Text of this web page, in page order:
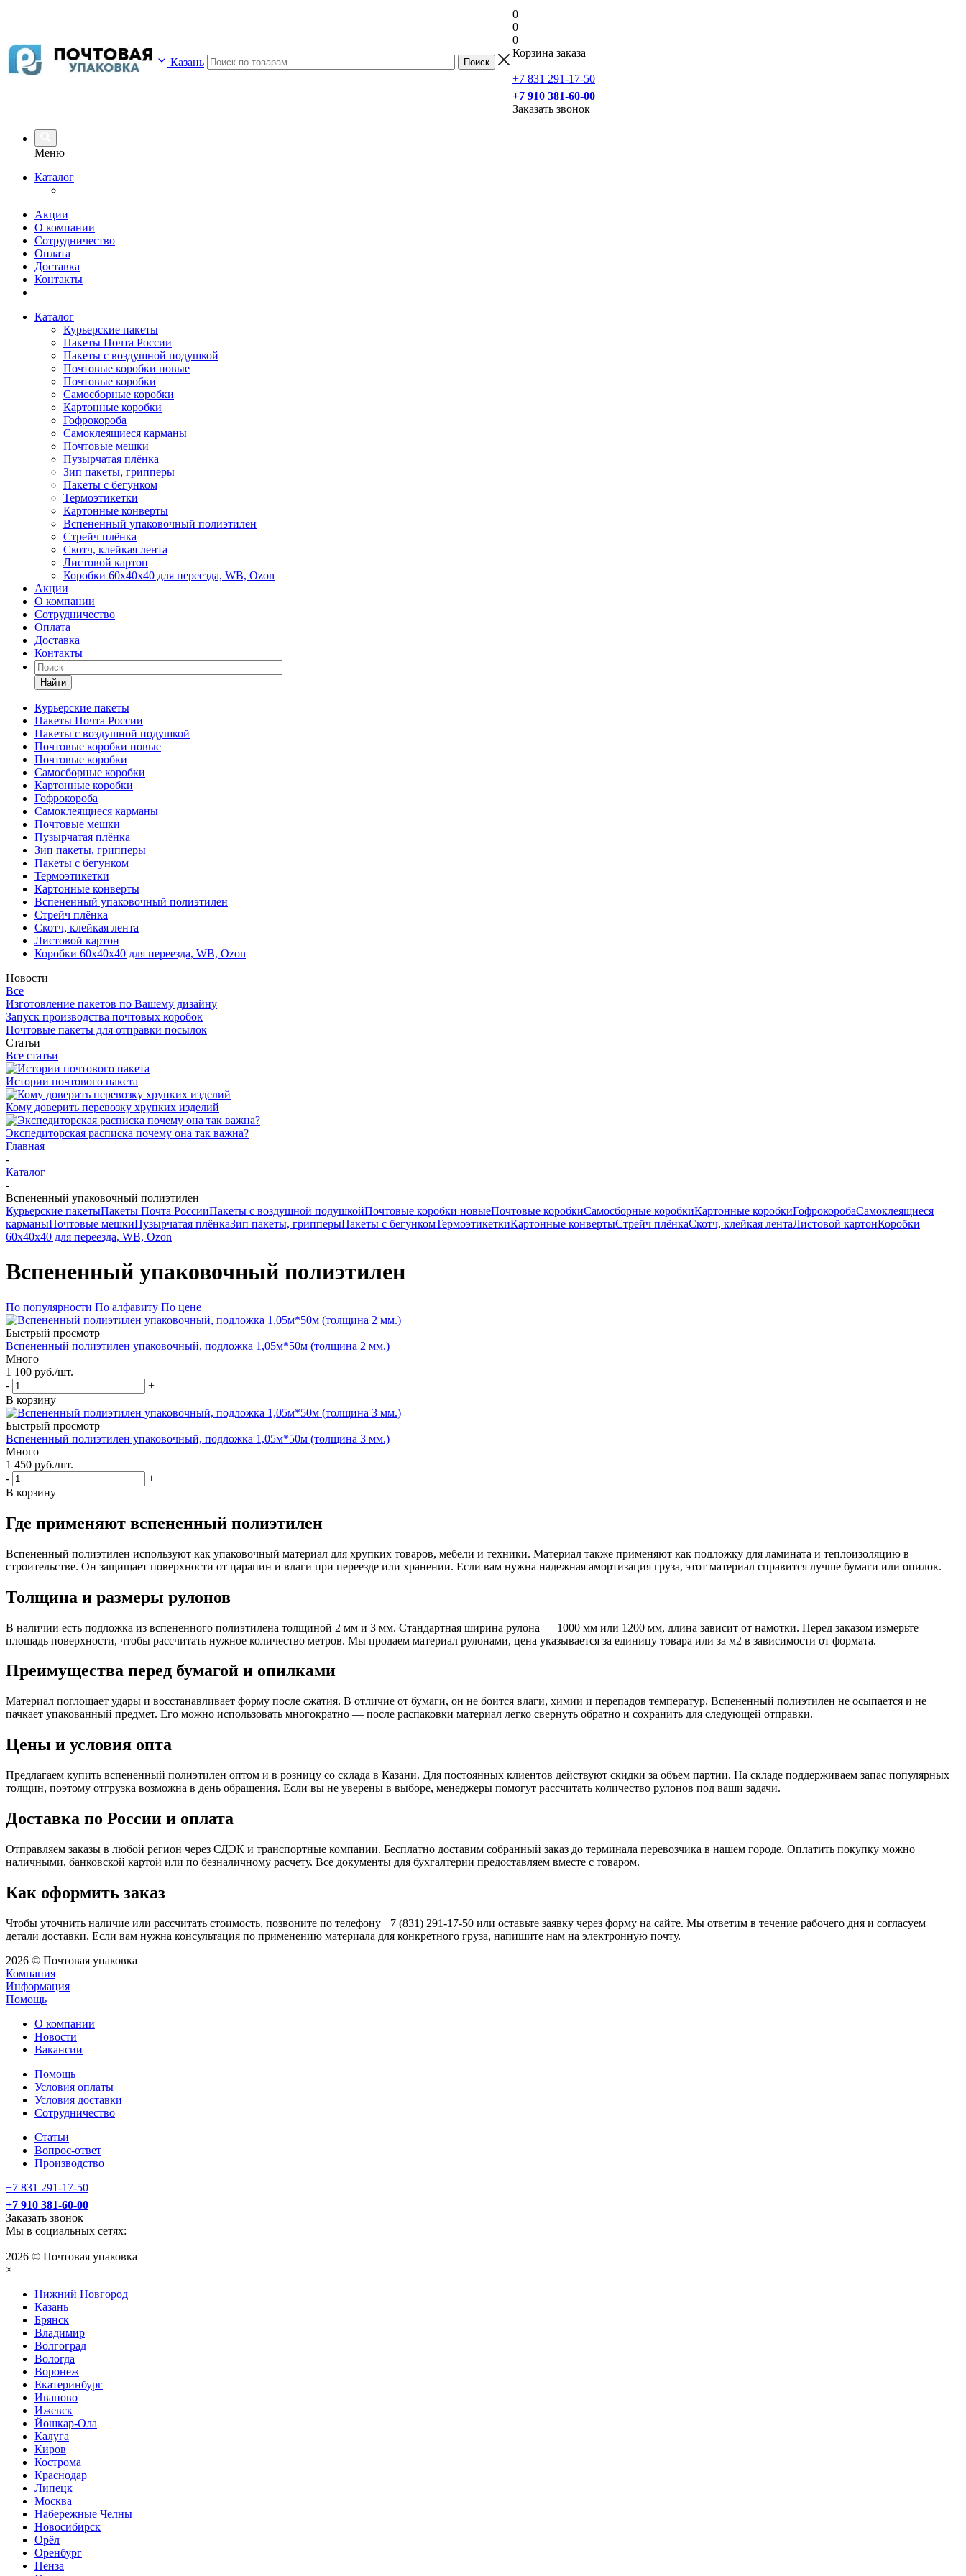
Казань
0
0
0
Корзина заказа
+7 831 291-17-50
+7 910 381-60-00
Заказать звонок
Меню
Каталог
Акции
О компании
Сотрудничество
Оплата
Доставка
Контакты
Каталог
Курьерские пакеты
Пакеты Почта России
Пакеты с воздушной подушкой
Почтовые коробки новые
Почтовые коробки
Самосборные коробки
Картонные коробки
Гофрокороба
Самоклеящиеся карманы
Почтовые мешки
Пузырчатая плёнка
Зип пакеты, грипперы
Пакеты с бегунком
Термоэтикетки
Картонные конверты
Вспененный упаковочный полиэтилен
Стрейч плёнка
Скотч, клейкая лента
Листовой картон
Коробки 60х40х40 для переезда, WB, Ozon
Акции
О компании
Сотрудничество
Оплата
Доставка
Контакты
Найти
Курьерские пакеты
Пакеты Почта России
Пакеты с воздушной подушкой
Почтовые коробки новые
Почтовые коробки
Самосборные коробки
Картонные коробки
Гофрокороба
Самоклеящиеся карманы
Почтовые мешки
Пузырчатая плёнка
Зип пакеты, грипперы
Пакеты с бегунком
Термоэтикетки
Картонные конверты
Вспененный упаковочный полиэтилен
Стрейч плёнка
Скотч, клейкая лента
Листовой картон
Коробки 60х40х40 для переезда, WB, Ozon
Новости
Все
Изготовление пакетов по Вашему дизайну
Запуск производства почтовых коробок
Почтовые пакеты для отправки посылок
Статьи
Все статьи
Истории почтового пакета
Кому доверить перевозку хрупких изделий
Экспедиторская расписка почему она так важна?
Главная
-
Каталог
-
Вспененный упаковочный полиэтилен
Курьерские пакетыПакеты Почта РоссииПакеты с воздушной подушкойПочтовые коробки новыеПочтовые коробкиСамосборные коробкиКартонные коробкиГофрокоробаСамоклеящиеся
карманыПочтовые мешкиПузырчатая плёнкаЗип пакеты, грипперыПакеты с бегункомТермоэтикеткиКартонные конвертыСтрейч плёнкаСкотч, клейкая лентаЛистовой картонКоробки
60х40х40 для переезда, WB, Ozon
Вспененный упаковочный полиэтилен
По популярности По алфавиту По цене
Быстрый просмотр
Вспененный полиэтилен упаковочный, подложка 1,05м*50м (толщина 2 мм.)
Много
1 100 руб./шт.
-
+
В корзину
Быстрый просмотр
Вспененный полиэтилен упаковочный, подложка 1,05м*50м (толщина 3 мм.)
Много
1 450 руб./шт.
-
+
В корзину
Где применяют вспененный полиэтилен
Вспененный полиэтилен используют как упаковочный материал для хрупких товаров, мебели и техники. Материал также применяют как подложку для ламината и теплоизоляцию в
строительстве. Он защищает поверхности от царапин и влаги при переезде или хранении. Если вам нужна надежная амортизация груза, этот материал справится лучше бумаги или опилок.
Толщина и размеры рулонов
В наличии есть подложка из вспененного полиэтилена толщиной 2 мм и 3 мм. Стандартная ширина рулона — 1000 мм или 1200 мм, длина зависит от намотки. Перед заказом измерьте
площадь поверхности, чтобы рассчитать нужное количество метров. Мы продаем материал рулонами, цена указывается за единицу товара или за м2 в зависимости от формата.
Преимущества перед бумагой и опилками
Материал поглощает удары и восстанавливает форму после сжатия. В отличие от бумаги, он не боится влаги, химии и перепадов температур. Вспененный полиэтилен не осыпается и не
пачкает упакованный предмет. Его можно использовать многократно — после распаковки материал легко свернуть обратно и сохранить для следующей отправки.
Цены и условия опта
Предлагаем купить вспененный полиэтилен оптом и в розницу со склада в Казани. Для постоянных клиентов действуют скидки за объем партии. На складе поддерживаем запас популярных
толщин, поэтому отгрузка возможна в день обращения. Если вы не уверены в выборе, менеджеры помогут рассчитать количество рулонов под ваши задачи.
Доставка по России и оплата
Отправляем заказы в любой регион через СДЭК и транспортные компании. Бесплатно доставим собранный заказ до терминала перевозчика в нашем городе. Оплатить покупку можно
наличными, банковской картой или по безналичному расчету. Все документы для бухгалтерии предоставляем вместе с товаром.
Как оформить заказ
Чтобы уточнить наличие или рассчитать стоимость, позвоните по телефону +7 (831) 291-17-50 или оставьте заявку через форму на сайте. Мы ответим в течение рабочего дня и согласуем
детали доставки. Если вам нужна консультация по применению материала для конкретного груза, напишите нам на электронную почту.
2026 © Почтовая упаковка
Компания
Информация
Помощь
О компании
Новости
Вакансии
Помощь
Условия оплаты
Условия доставки
Сотрудничество
Статьи
Вопрос-ответ
Производство
+7 831 291-17-50
+7 910 381-60-00
Заказать звонок
Мы в социальных сетях:
2026 © Почтовая упаковка
×
Нижний Нoвгород
Казань
Брянск
Владимир
Волгоград
Вологда
Воронеж
Екатеринбург
Иваново
Ижевск
Йошкар-Ола
Калуга
Киров
Кострома
Краснодар
Липецк
Москва
Набережные Челны
Новосибирск
Орёл
Оренбург
Пенза